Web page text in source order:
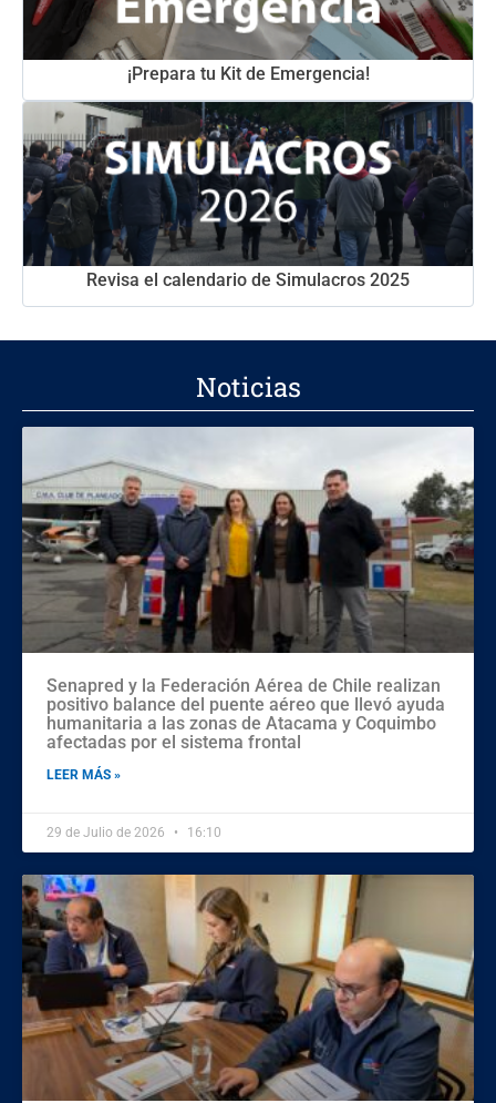
¡Prepara tu Kit de Emergencia!
Revisa el calendario de Simulacros 2025
Noticias
Senapred y la Federación Aérea de Chile realizan
positivo balance del puente aéreo que llevó ayuda
humanitaria a las zonas de Atacama y Coquimbo
afectadas por el sistema frontal
LEER MÁS »
29 de Julio de 2026 16:10